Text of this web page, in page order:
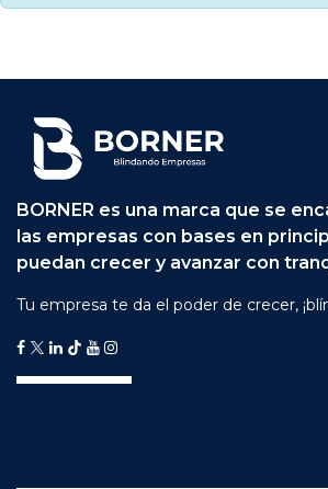
BORNER es una marca que se
las empresas con bases en
puedan crecer y avanzar con
Tu empresa te da el poder de crecer,